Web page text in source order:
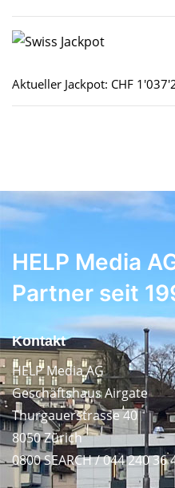
Aktueller Jackpot: CHF
HELP Media
Partner seit
Kontakt
HELP Media AG
Geschäftshaus Airgate
Thurgauerstrasse 40
8050 Zürich
0800 SEARCH / 044 240 36